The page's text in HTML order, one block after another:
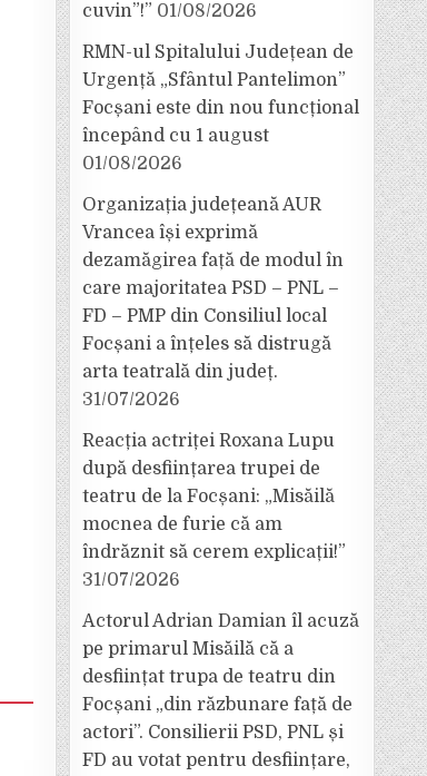
cuvin”!” 01/08/2026
RMN-ul Spitalului Județean de
Urgență „Sfântul Pantelimon”
Focșani este din nou funcțional
începând cu 1 august
01/08/2026
Organizația județeană AUR
Vrancea își exprimă
dezamăgirea față de modul în
care majoritatea PSD – PNL –
FD – PMP din Consiliul local
Focșani a înțeles să distrugă
arta teatrală din județ.
31/07/2026
Reacția actriței Roxana Lupu
după desființarea trupei de
teatru de la Focșani: „Misăilă
mocnea de furie că am
îndrăznit să cerem explicații!”
31/07/2026
Actorul Adrian Damian îl acuză
pe primarul Misăilă că a
desființat trupa de teatru din
Focșani „din răzbunare față de
actori”. Consilierii PSD, PNL și
FD au votat pentru desființare,